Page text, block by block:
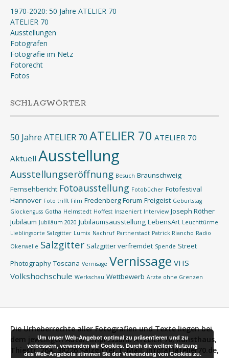
1970-2020: 50 Jahre ATELIER 70
ATELIER 70
Ausstellungen
Fotografen
Fotografie im Netz
Fotorecht
Fotos
SCHLAGWÖRTER
50 Jahre ATELIER 70 ATELIER 70 ATELIER 70
Aktuell Ausstellung
Ausstellungseröffnung Besuch Braunschweig
Fernsehbericht Fotoausstellung Fotobücher Fotofestival
Hannover Foto trifft Film Fredenberg Forum Freigeist Geburtstag
Glockenguss Gotha Helmstedt Hoffest Inszeniert Interview Joseph Röther
Jubiläum Jubiläum 2020 Jubiläumsausstellung LebensArt Leuchttürme
Lieblingsorte Salzgitter Lumix Nachruf Partnerstadt Patrick Riancho Radio
Okerwelle Salzgitter Salzgitter verfremdet Spende Street
Photography Toscana Vernisage Vernissage VHS
Volkshochschule Werkschau Wettbewerb Ärzte ohne Grenzen
Die Urheberrechte aller Fotografien und Texte liegen bei
dem jeweiligen Autor.Impressum: ATELIER 70, Kunsthaus,
Thiestr. 26a, 38226 Salzgitter, E-Mail: info[at]atelier70.de,
Um unser Web-Angebot optimal zu präsentieren und zu
verbessern, verwenden wir Cookies. Durch die weitere Nutzung
des Web-Angebots stimmen Sie der Verwendung von Cookies zu.